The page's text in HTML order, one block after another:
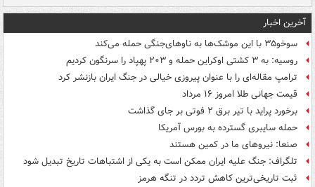
آخرین اخبار
سوخو۳۵ با این موشک‌ها به ناوهای‌جنگی حمله می‌کند
روسیه: به ۳ کشتی اوکراین حمله و ۲۰۳ پهپاد را سرنگون کردیم
ترامپ مقاله‌ای را با عنوان پیروزی خیالی در جنگ ایران بازنشر کرد
قیمت جهانی طلا امروز ۱۶ مرداد
برخورد پراید با تیر برق ۲ فوتی بر جای گذاشت
حمله سایبری گسترده به بورس آمریکا
صنعا: نیروهای ما در کمین‌ هستند
تلگراف: جنگ علیه ایران ممکن است به یکی از اشتباهات تاریخ تبدیل شود
ثبت تاریخی‌ترین کاهش تردد در تنگه هرمز